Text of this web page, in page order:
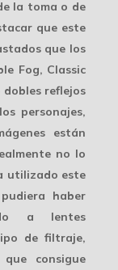
la toma o de
que este
que los
Fog, Classic
reflejos
personajes,
están
no lo
utilizado este
haber
a lentes
de filtraje,
consigue